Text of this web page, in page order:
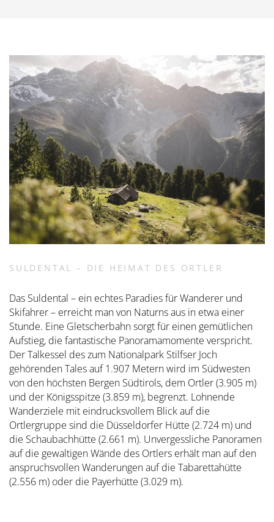
SULDENTAL – DIE HEIMAT DES ORTLER
Das Suldental – ein echtes Paradies für Wanderer und
Skifahrer – erreicht man von Naturns aus in etwa einer
Stunde. Eine Gletscherbahn sorgt für einen gemütlichen
Aufstieg, die fantastische Panoramamomente verspricht.
Der Talkessel des zum Nationalpark Stilfser Joch
gehörenden Tales auf 1.907 Metern wird im Südwesten
von den höchsten Bergen Südtirols, dem Ortler (3.905 m)
und der Königsspitze (3.859 m), begrenzt. Lohnende
Wanderziele mit eindrucksvollem Blick auf die
Ortlergruppe sind die Düsseldorfer Hütte (2.724 m) und
die Schaubachhütte (2.661 m). Unvergessliche Panoramen
auf die gewaltigen Wände des Ortlers erhält man auf den
anspruchsvollen Wanderungen auf die Tabarettahütte
(2.556 m) oder die Payerhütte (3.029 m).